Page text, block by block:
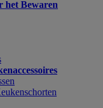
het Bewaren